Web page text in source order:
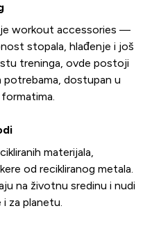
workout accessories —
stopala, hlađenje i još
treninga, ovde postoji
dostupan u
materijala,
od recikliranog metala.
na životnu sredinu i nudi
za planetu.